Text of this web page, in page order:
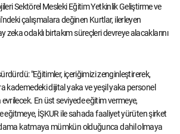
Sektörel Mesleki Eğitim Yetkinlik Geliştirme ve
çalışmalara değinen Kurtlar, ilerleyen
zeka odaklı birtakım süreçleri devreye alacaklarını
"Eğitimler, içeriğimizi zenginleştirerek,
kademedeki dijital yaka ve yeşil yaka personel
En üst seviyede eğitim vermeye,
eğitmeye, İŞKUR ile sahada faaliyet yürüten şirket
katmaya mümkün olduğunca dahil olmaya